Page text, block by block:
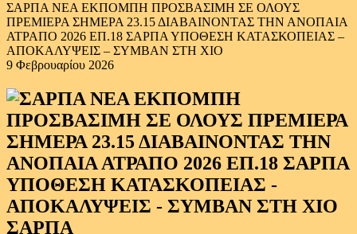
ΣΑΡΠΑ ΝΕΑ ΕΚΠΟΜΠΗ ΠΡΟΣΒΑΣΙΜΗ ΣΕ ΟΛΟΥΣ
ΠΡΕΜΙΕΡΑ ΣΗΜΕΡΑ 23.15 ΔΙΑΒΑΙΝΟΝΤΑΣ ΤΗΝ ΑΝΟΠΑΙΑ
ΑΤΡΑΠΟ 2026 ΕΠ.18 ΣΑΡΠΑ ΥΠΟΘΕΣΗ ΚΑΤΑΣΚΟΠΕΙΑΣ –
ΑΠΟΚΑΛΥΨΕΙΣ – ΣΥΜΒΑΝ ΣΤΗ ΧΙΟ
9 Φεβρουαρίου 2026
ΣΑΡΠΑ